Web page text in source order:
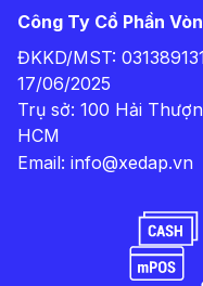
Công Ty Cổ Phần
ĐKKD/MST:
17/06/2025
Trụ sở: 100 Hải
HCM
Email: info@xedap.vn